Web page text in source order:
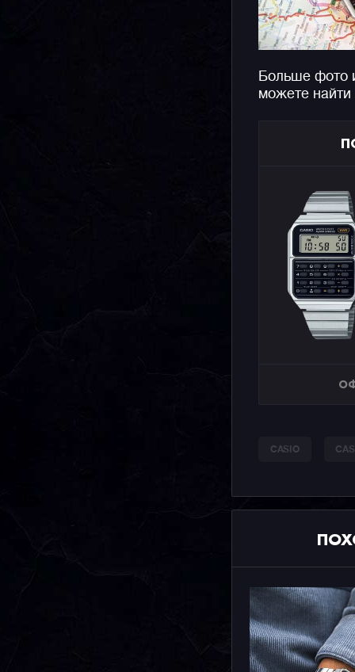
Больше фото
можете
CASIO